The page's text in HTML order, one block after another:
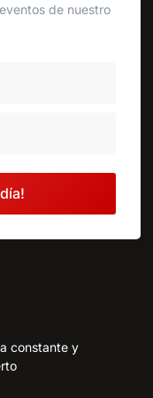
de nuestro
constante y